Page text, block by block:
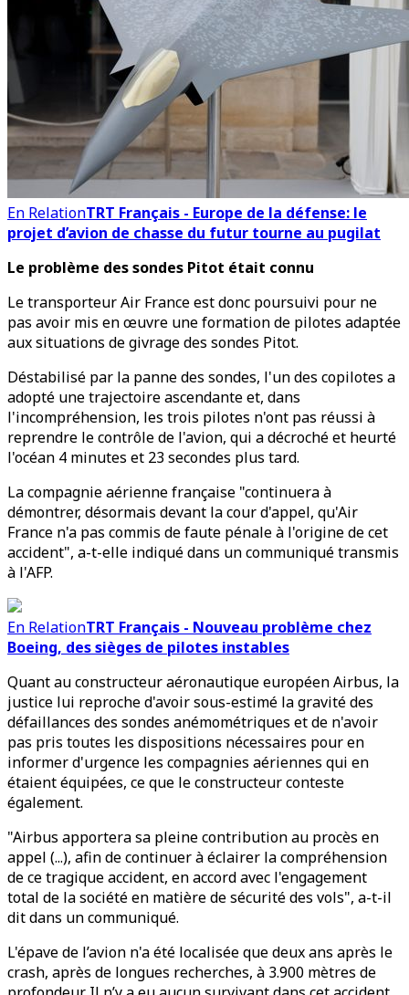
En RelationTRT Français - Europe de la défense: le
projet d’avion de chasse du futur tourne au pugilat
Le problème des sondes Pitot était connu
Le transporteur Air France est donc poursuivi pour ne
pas avoir mis en œuvre une formation de pilotes adaptée
aux situations de givrage des sondes Pitot.
Déstabilisé par la panne des sondes, l'un des copilotes a
adopté une trajectoire ascendante et, dans
l'incompréhension, les trois pilotes n'ont pas réussi à
reprendre le contrôle de l'avion, qui a décroché et heurté
l'océan 4 minutes et 23 secondes plus tard.
La compagnie aérienne française "continuera à
démontrer, désormais devant la cour d'appel, qu'Air
France n'a pas commis de faute pénale à l'origine de cet
accident", a-t-elle indiqué dans un communiqué transmis
à l'AFP.
En RelationTRT Français - Nouveau problème chez
Boeing, des sièges de pilotes instables
Quant au constructeur aéronautique européen Airbus, la
justice lui reproche d'avoir sous-estimé la gravité des
défaillances des sondes anémométriques et de n'avoir
pas pris toutes les dispositions nécessaires pour en
informer d'urgence les compagnies aériennes qui en
étaient équipées, ce que le constructeur conteste
également.
"Airbus apportera sa pleine contribution au procès en
appel (...), afin de continuer à éclairer la compréhension
de ce tragique accident, en accord avec l'engagement
total de la société en matière de sécurité des vols", a-t-il
dit dans un communiqué.
L'épave de l’avion n'a été localisée que deux ans après le
crash, après de longues recherches, à 3.900 mètres de